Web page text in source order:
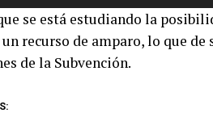
se está estudiando la
recurso de amparo, lo que
de la Subvención.